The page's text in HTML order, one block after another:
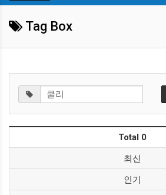
Tag Box
Total 0
최신
인기